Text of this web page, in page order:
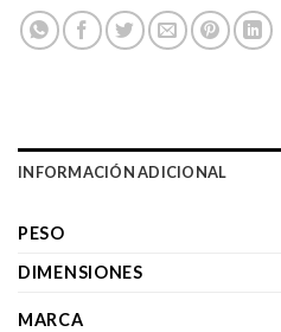
INFORMACIÓN ADICIONAL
PESO
DIMENSIONES
MARCA